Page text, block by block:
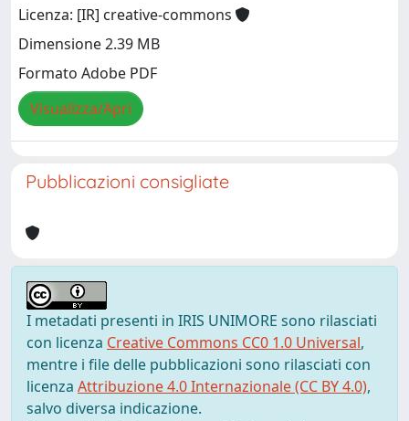
Licenza: [IR] creative-commons
Dimensione 2.39 MB
Formato Adobe PDF
Visualizza/Apri
Pubblicazioni consigliate
I metadati presenti in IRIS UNIMORE sono rilasciati
con licenza Creative Commons CC0 1.0 Universal,
mentre i file delle pubblicazioni sono rilasciati con
licenza Attribuzione 4.0 Internazionale (CC BY 4.0),
salvo diversa indicazione.